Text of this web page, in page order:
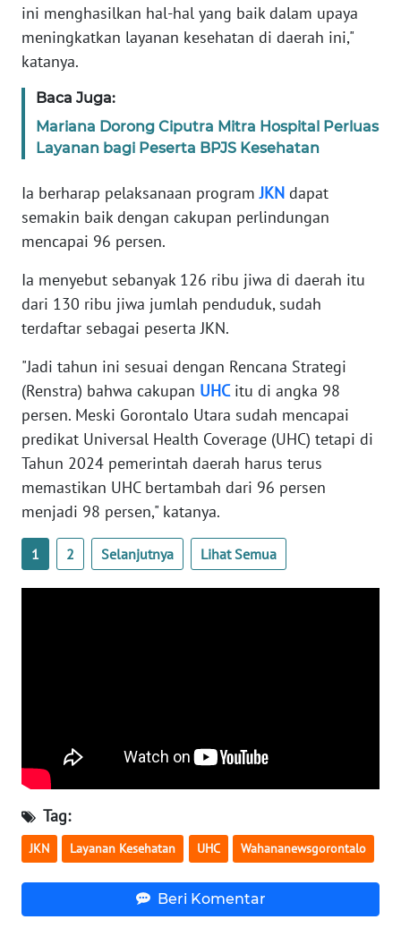
ini menghasilkan hal-hal yang baik dalam upaya
meningkatkan layanan kesehatan di daerah ini,"
katanya.
Baca Juga:
Mariana Dorong Ciputra Mitra Hospital Perluas
Layanan bagi Peserta BPJS Kesehatan
Ia berharap pelaksanaan programJKN dapat
semakin baik dengan cakupan perlindungan
mencapai 96 persen.
Ia menyebut sebanyak 126 ribu jiwa di daerah itu
dari 130 ribu jiwa jumlah penduduk, sudah
terdaftar sebagai peserta JKN.
"Jadi tahun ini sesuai dengan Rencana Strategi
(Renstra) bahwa cakupan UHCitu di angka 98
persen. Meski Gorontalo Utara sudah mencapai
predikat Universal Health Coverage (UHC) tetapi di
Tahun 2024 pemerintah daerah harus terus
memastikan UHC bertambah dari 96 persen
menjadi 98 persen," katanya.
1 2 Selanjutnya Lihat Semua
Tag:
JKN Layanan Kesehatan UHC Wahananewsgorontalo
Beri Komentar
WN
PAPUA
BARAT
WN
RIAU
SERAMBI
WN
WN
SULTRA
WN
NTB
WN
SULTENG
SULBAR
WN
BABEL
WN
BENGKULU
WN
LAMPUNG
JATENG